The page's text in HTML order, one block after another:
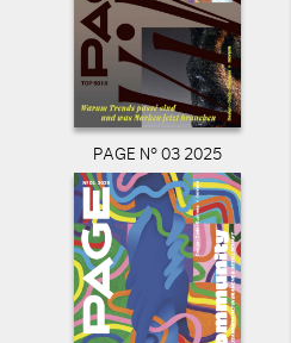
PAGE N° 03 2025